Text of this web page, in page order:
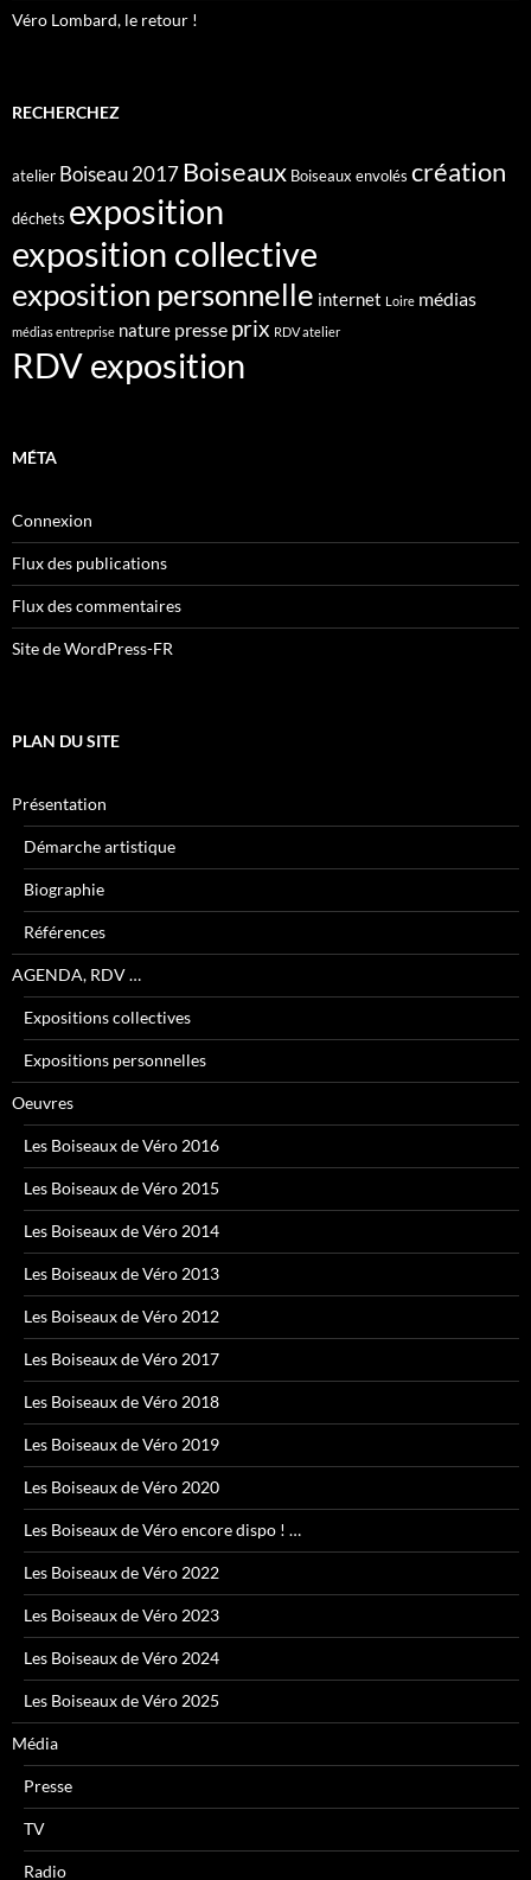
Véro Lombard, le retour !
RECHERCHEZ
atelier Boiseau 2017Boiseaux Boiseaux envolés création
déchets exposition
exposition collective
exposition personnelle internet Loire médias
médias entreprise nature presse prix RDV atelier
RDV exposition
MÉTA
Connexion
Flux des publications
Flux des commentaires
Site de WordPress-FR
PLAN DU SITE
Présentation
Démarche artistique
Biographie
Références
AGENDA, RDV …
Expositions collectives
Expositions personnelles
Oeuvres
Les Boiseaux de Véro 2016
Les Boiseaux de Véro 2015
Les Boiseaux de Véro 2014
Les Boiseaux de Véro 2013
Les Boiseaux de Véro 2012
Les Boiseaux de Véro 2017
Les Boiseaux de Véro 2018
Les Boiseaux de Véro 2019
Les Boiseaux de Véro 2020
Les Boiseaux de Véro encore dispo ! …
Les Boiseaux de Véro 2022
Les Boiseaux de Véro 2023
Les Boiseaux de Véro 2024
Les Boiseaux de Véro 2025
Média
Presse
TV
Radio